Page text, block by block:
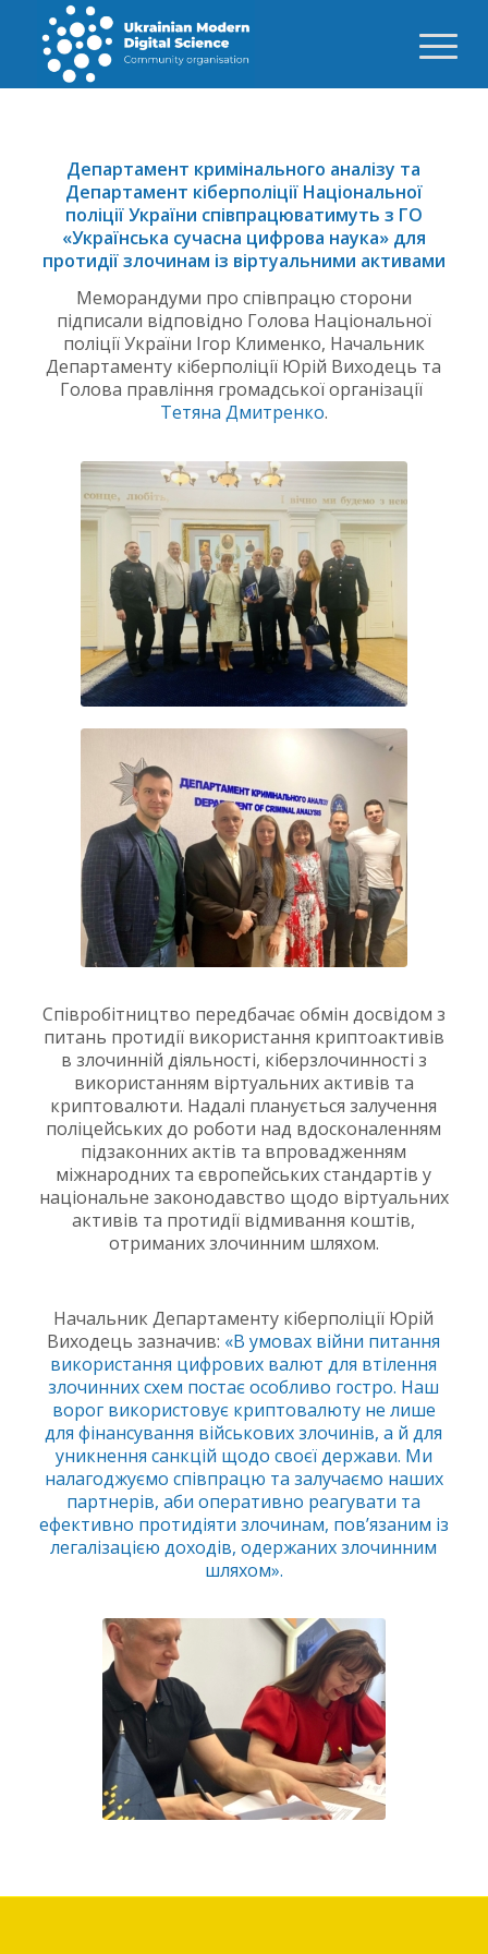
Департамент кримінального аналізу та
Департамент кіберполіції Національної
поліції України співпрацюватимуть з ГО
«Українська сучасна цифрова наука» для
протидії злочинам із віртуальними активами
Меморандуми про співпрацю сторони
підписали відповідно Голова Національної
поліції України Ігор Клименко, Начальник
Департаменту кіберполіції Юрій Виходець та
Голова правління громадської організації
Тетяна Дмитренко.
Співробітництво передбачає обмін досвідом з
питань протидії використання криптоактивів
в злочинній діяльності, кіберзлочинності з
використанням віртуальних активів та
криптовалюти. Надалі планується залучення
поліцейських до роботи над вдосконаленням
підзаконних актів та впровадженням
міжнародних та європейських стандартів у
національне законодавство щодо віртуальних
активів та протидії відмивання коштів,
отриманих злочинним шляхом.
Начальник Департаменту кіберполіції Юрій
Виходець зазначив: «В умовах війни питання
використання цифрових валют для втілення
злочинних схем постає особливо гостро. Наш
ворог використовує криптовалюту не лише
для фінансування військових злочинів, а й для
уникнення санкцій щодо своєї держави. Ми
налагоджуємо співпрацю та залучаємо наших
партнерів, аби оперативно реагувати та
ефективно протидіяти злочинам, пов’язаним із
легалізацією доходів, одержаних злочинним
шляхом».